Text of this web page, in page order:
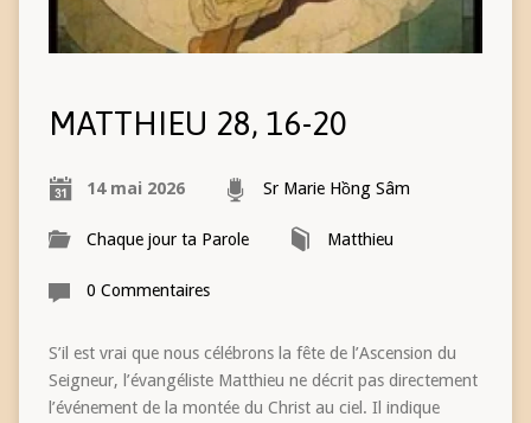
MATTHIEU 28, 16-20
14 mai 2026 Sr Marie Hồng Sâm
Chaque jour ta Parole Matthieu
0 Commentaires
S’il est vrai que nous célébrons la fête de l’Ascension du
Seigneur, l’évangéliste Matthieu ne décrit pas directement
l’événement de la montée du Christ au ciel. Il indique